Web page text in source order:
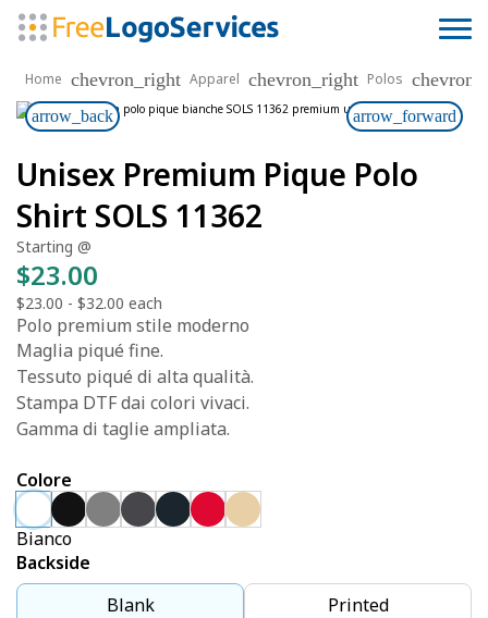
Home chevron_right Apparel chevron_right Polos
arrow_back arrow_forward
Unisex Premium Pique Polo
Shirt SOLS 11362
Starting @
$23.00
$23.00 - $32.00 each
Polo premium stile moderno
Maglia piqué fine.
Tessuto piqué di alta qualità.
Stampa DTF dai colori vivaci.
Gamma di taglie ampliata.
Colore
Bianco
Backside
Blank
Printed